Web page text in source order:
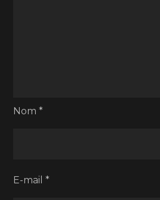
Nom*
E-mail*